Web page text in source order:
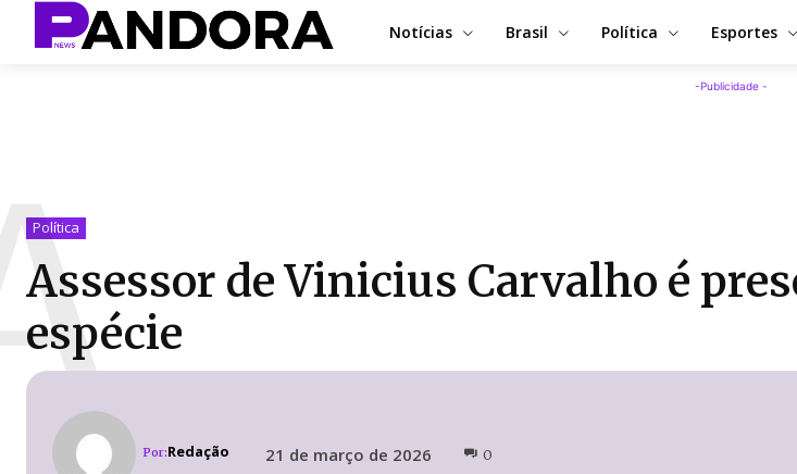
Notícias Brasil Política Esportes
-Publicidade -
Política
Assessor de Vinicius Carvalho é
espécie
Por:Redação 21 de março de 2026 0